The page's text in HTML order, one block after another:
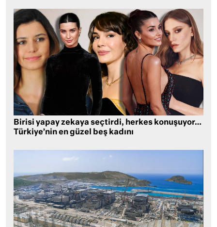
Birisi yapay zekaya seçtirdi, herkes konuşuyor…
Türkiye’nin en güzel beş kadını